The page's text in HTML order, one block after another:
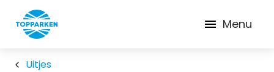
Menu
Uitjes